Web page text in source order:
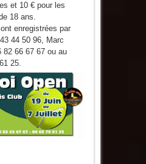
et 10 € pour les
18 ans.
enregistrées par
44 50 96, Marc
82 66 67 67 ou au
25.